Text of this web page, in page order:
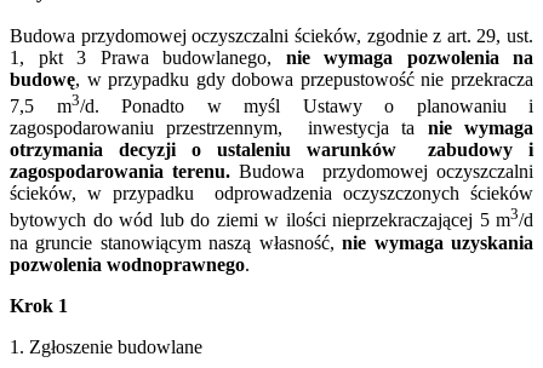
Budowa przydomowej oczyszczalni ścieków, zgodnie z art. 29, ust.
1, pkt 3 Prawa budowlanego, nie wymaga pozwolenia na
budowę, w przypadku gdy dobowa przepustowość nie przekracza
7,5 m3/d. Ponadto w myśl Ustawy o planowaniu i
zagospodarowaniu przestrzennym, inwestycja ta nie wymaga
otrzymania decyzji o ustaleniu warunków zabudowy i
zagospodarowania terenu.Budowa przydomowej oczyszczalni
ścieków, w przypadku odprowadzenia oczyszczonych ścieków
bytowych do wód lub do ziemi w ilości nieprzekraczającej 5 m3/d
na gruncie stanowiącym naszą własność,nie wymaga uzyskania
pozwolenia wodnoprawnego.
Krok 1
1. Zgłoszenie budowlane